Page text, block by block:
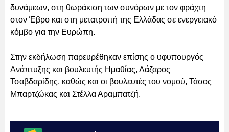
δυνάμεων, στη θωράκιση των συνόρων με τον φράχτη
στον Έβρο και στη μετατροπή της Ελλάδας σε ενεργειακό
κόμβο για την Ευρώπη.
Στην εκδήλωση παρευρέθηκαν επίσης ο υφυπουργός
Ανάπτυξης και βουλευτής Ημαθίας, Λάζαρος
Τσαβδαρίδης, καθώς και οι βουλευτές του νομού, Τάσος
Μπαρτζώκας και Στέλλα Αραμπατζή.